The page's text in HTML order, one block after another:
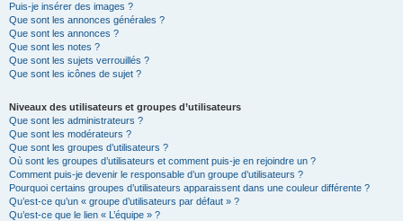
Puis-je insérer des images ?
Que sont les annonces générales ?
Que sont les annonces ?
Que sont les notes ?
Que sont les sujets verrouillés ?
Que sont les icônes de sujet ?
Niveaux des utilisateurs et groupes d’utilisateurs
Que sont les administrateurs ?
Que sont les modérateurs ?
Que sont les groupes d’utilisateurs ?
Où sont les groupes d’utilisateurs et comment puis-je en rejoindre un ?
Comment puis-je devenir le responsable d’un groupe d’utilisateurs ?
Pourquoi certains groupes d’utilisateurs apparaissent dans une couleur différente ?
Qu’est-ce qu’un « groupe d’utilisateurs par défaut » ?
Qu’est-ce que le lien « L’équipe » ?